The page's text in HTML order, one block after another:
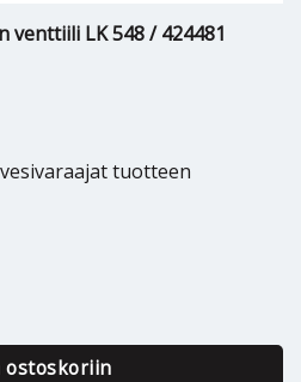
venttiili LK 548 / 424481
tuotteen
LK 548/424481 - 624981 määrä
ostoskoriin